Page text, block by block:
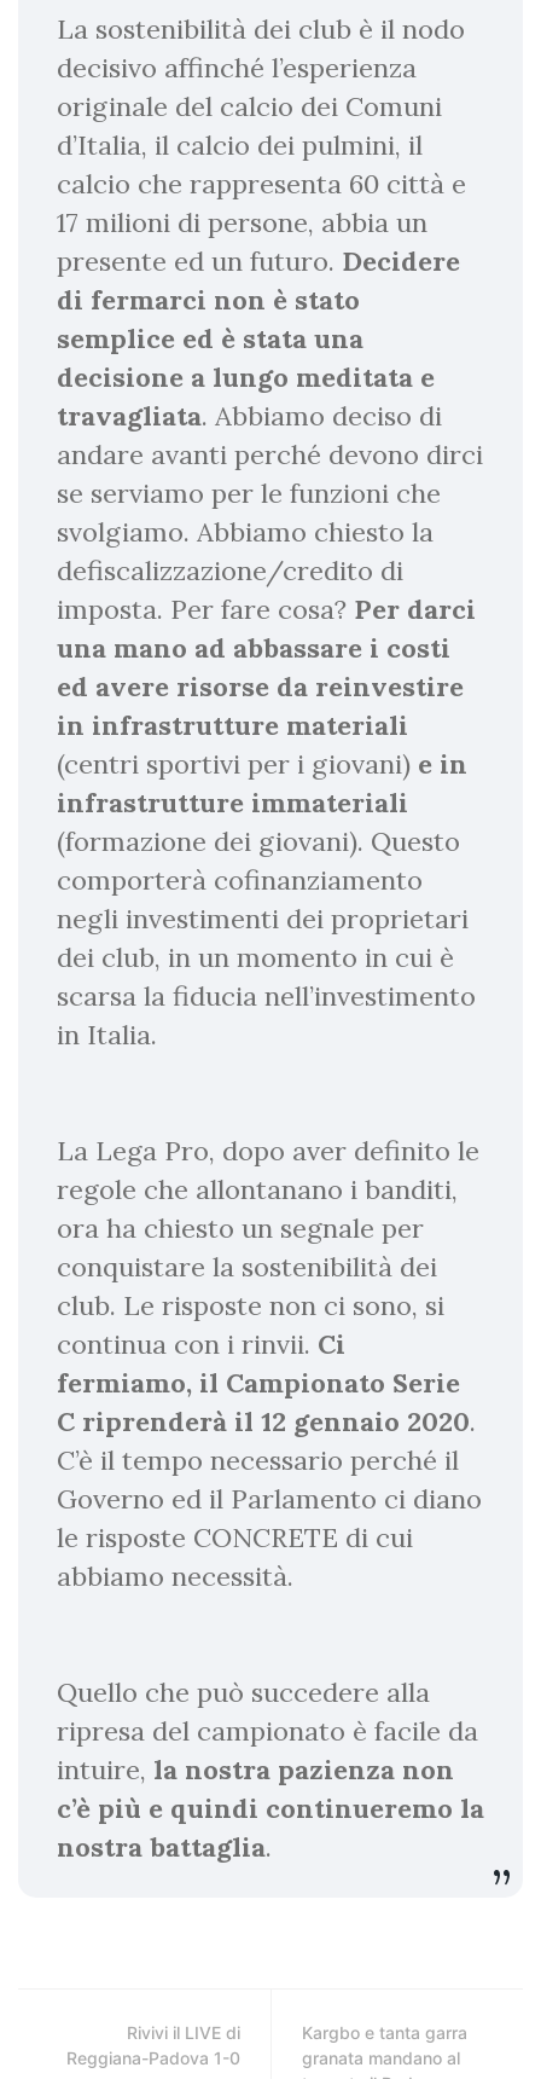
La sostenibilità dei club è il nodo
decisivo affinché l’esperienza
originale del calcio dei Comuni
d’Italia, il calcio dei pulmini, il
calcio che rappresenta 60 città e
17 milioni di persone, abbia un
presente ed un futuro. Decidere
di fermarci non è stato
semplice ed è stata una
decisione a lungo meditata e
travagliata. Abbiamo deciso di
andare avanti perché devono dirci
se serviamo per le funzioni che
svolgiamo. Abbiamo chiesto la
defiscalizzazione/credito di
imposta. Per fare cosa? Per darci
una mano ad abbassare i costi
ed avere risorse da reinvestire
in infrastrutture materiali
(centri sportivi per i giovani) e in
infrastrutture immateriali
(formazione dei giovani). Questo
comporterà cofinanziamento
negli investimenti dei proprietari
dei club, in un momento in cui è
scarsa la fiducia nell’investimento
in Italia.
La Lega Pro, dopo aver definito le
regole che allontanano i banditi,
ora ha chiesto un segnale per
conquistare la sostenibilità dei
club. Le risposte non ci sono, si
continua con i rinvii. Ci
fermiamo, il Campionato Serie
C riprenderà il 12 gennaio 2020.
C’è il tempo necessario perché il
Governo ed il Parlamento ci diano
le risposte CONCRETE di cui
abbiamo necessità.
Quello che può succedere alla
ripresa del campionato è facile da
intuire, la nostra pazienza non
c’è più e quindi continueremo la
nostra battaglia.
Rivivi il LIVE di
Reggiana-Padova 1-0
Kargbo e tanta garra
granata mandano al